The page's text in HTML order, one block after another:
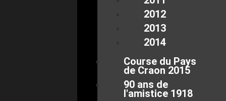
2012
2013
2014
Course du Pays
de Craon 2015
90 ans de
l'amistice 1918